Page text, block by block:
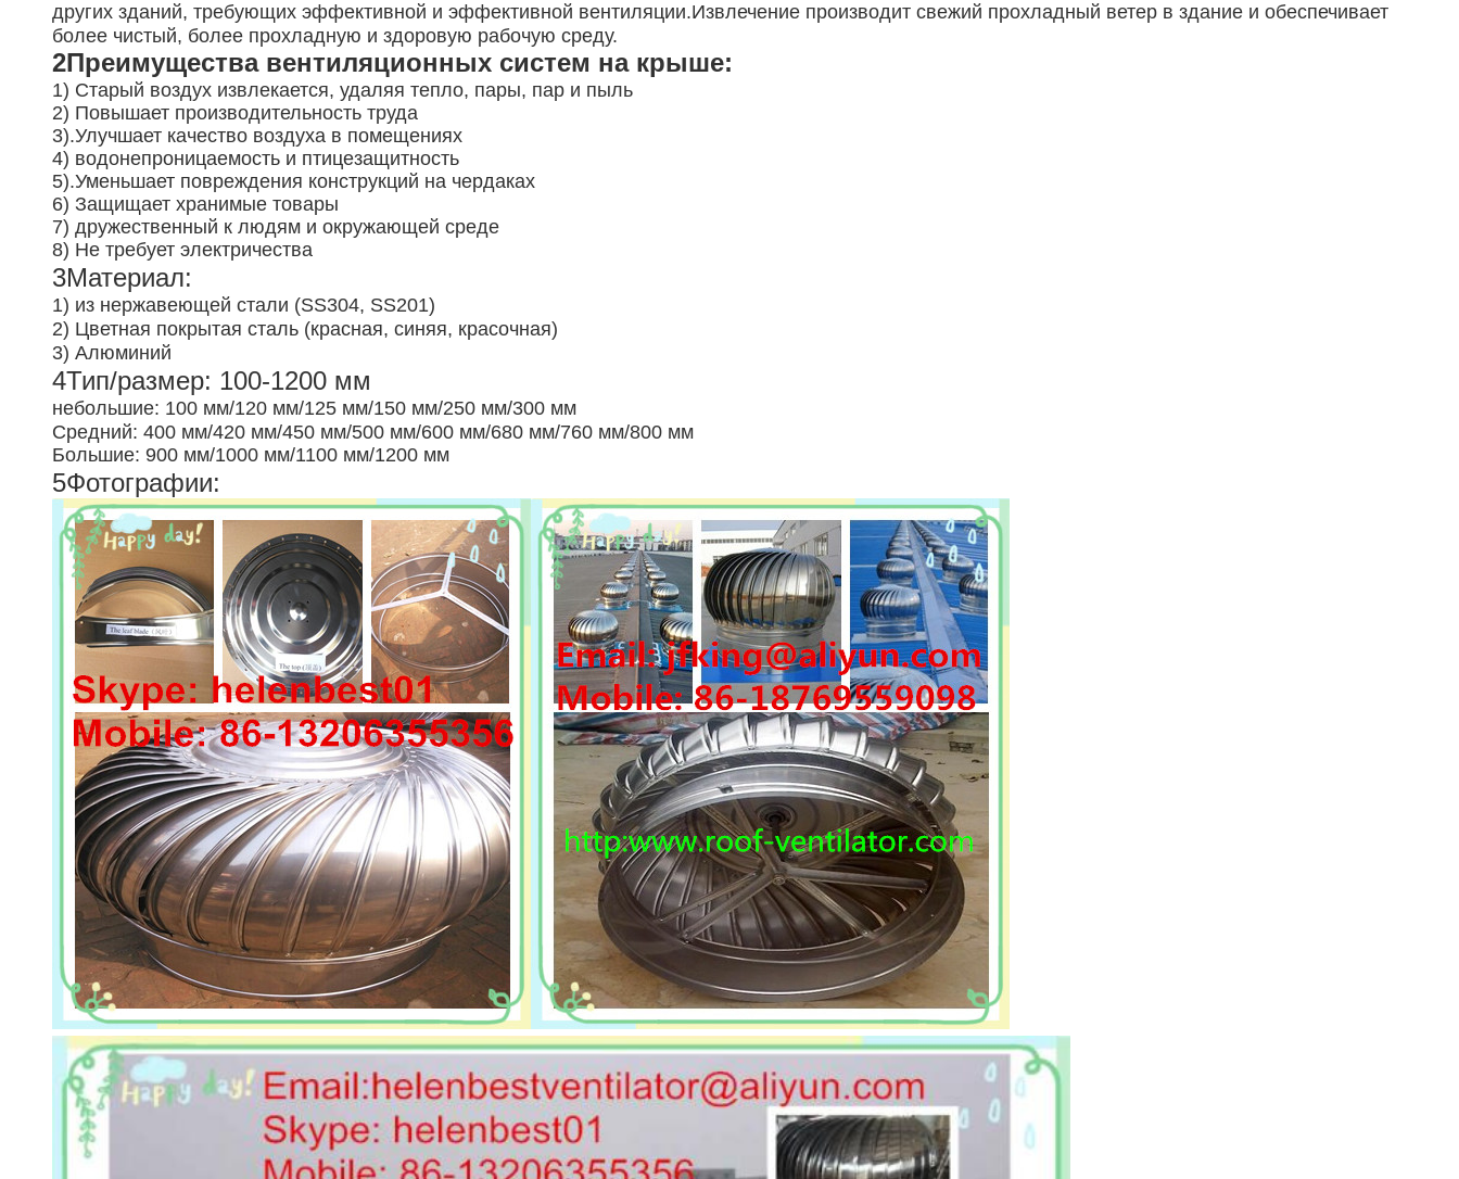
других зданий, требующих эффективной и эффективной вентиляции.Извлечение производит свежий прохладный ветер в здание и обеспечивает
более чистый, более прохладную и здоровую рабочую среду.
2Преимущества вентиляционных систем на крыше:
1) Старый воздух извлекается, удаляя тепло, пары, пар и пыль
2) Повышает производительность труда
3).Улучшает качество воздуха в помещениях
4) водонепроницаемость и птицезащитность
5).Уменьшает повреждения конструкций на чердаках
6) Защищает хранимые товары
7) дружественный к людям и окружающей среде
8) Не требует электричества
3Материал:
1) из нержавеющей стали (SS304, SS201)
2) Цветная покрытая сталь (красная, синяя, красочная)
3) Алюминий
4Тип/размер: 100-1200 мм
небольшие: 100 мм/120 мм/125 мм/150 мм/250 мм/300 мм
Средний: 400 мм/420 мм/450 мм/500 мм/600 мм/680 мм/760 мм/800 мм
Большие: 900 мм/1000 мм/1100 мм/1200 мм
5Фотографии: